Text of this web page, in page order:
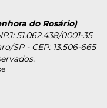
do Rosário)
51.062.438/0001-35
SP - CEP: 13.506-665